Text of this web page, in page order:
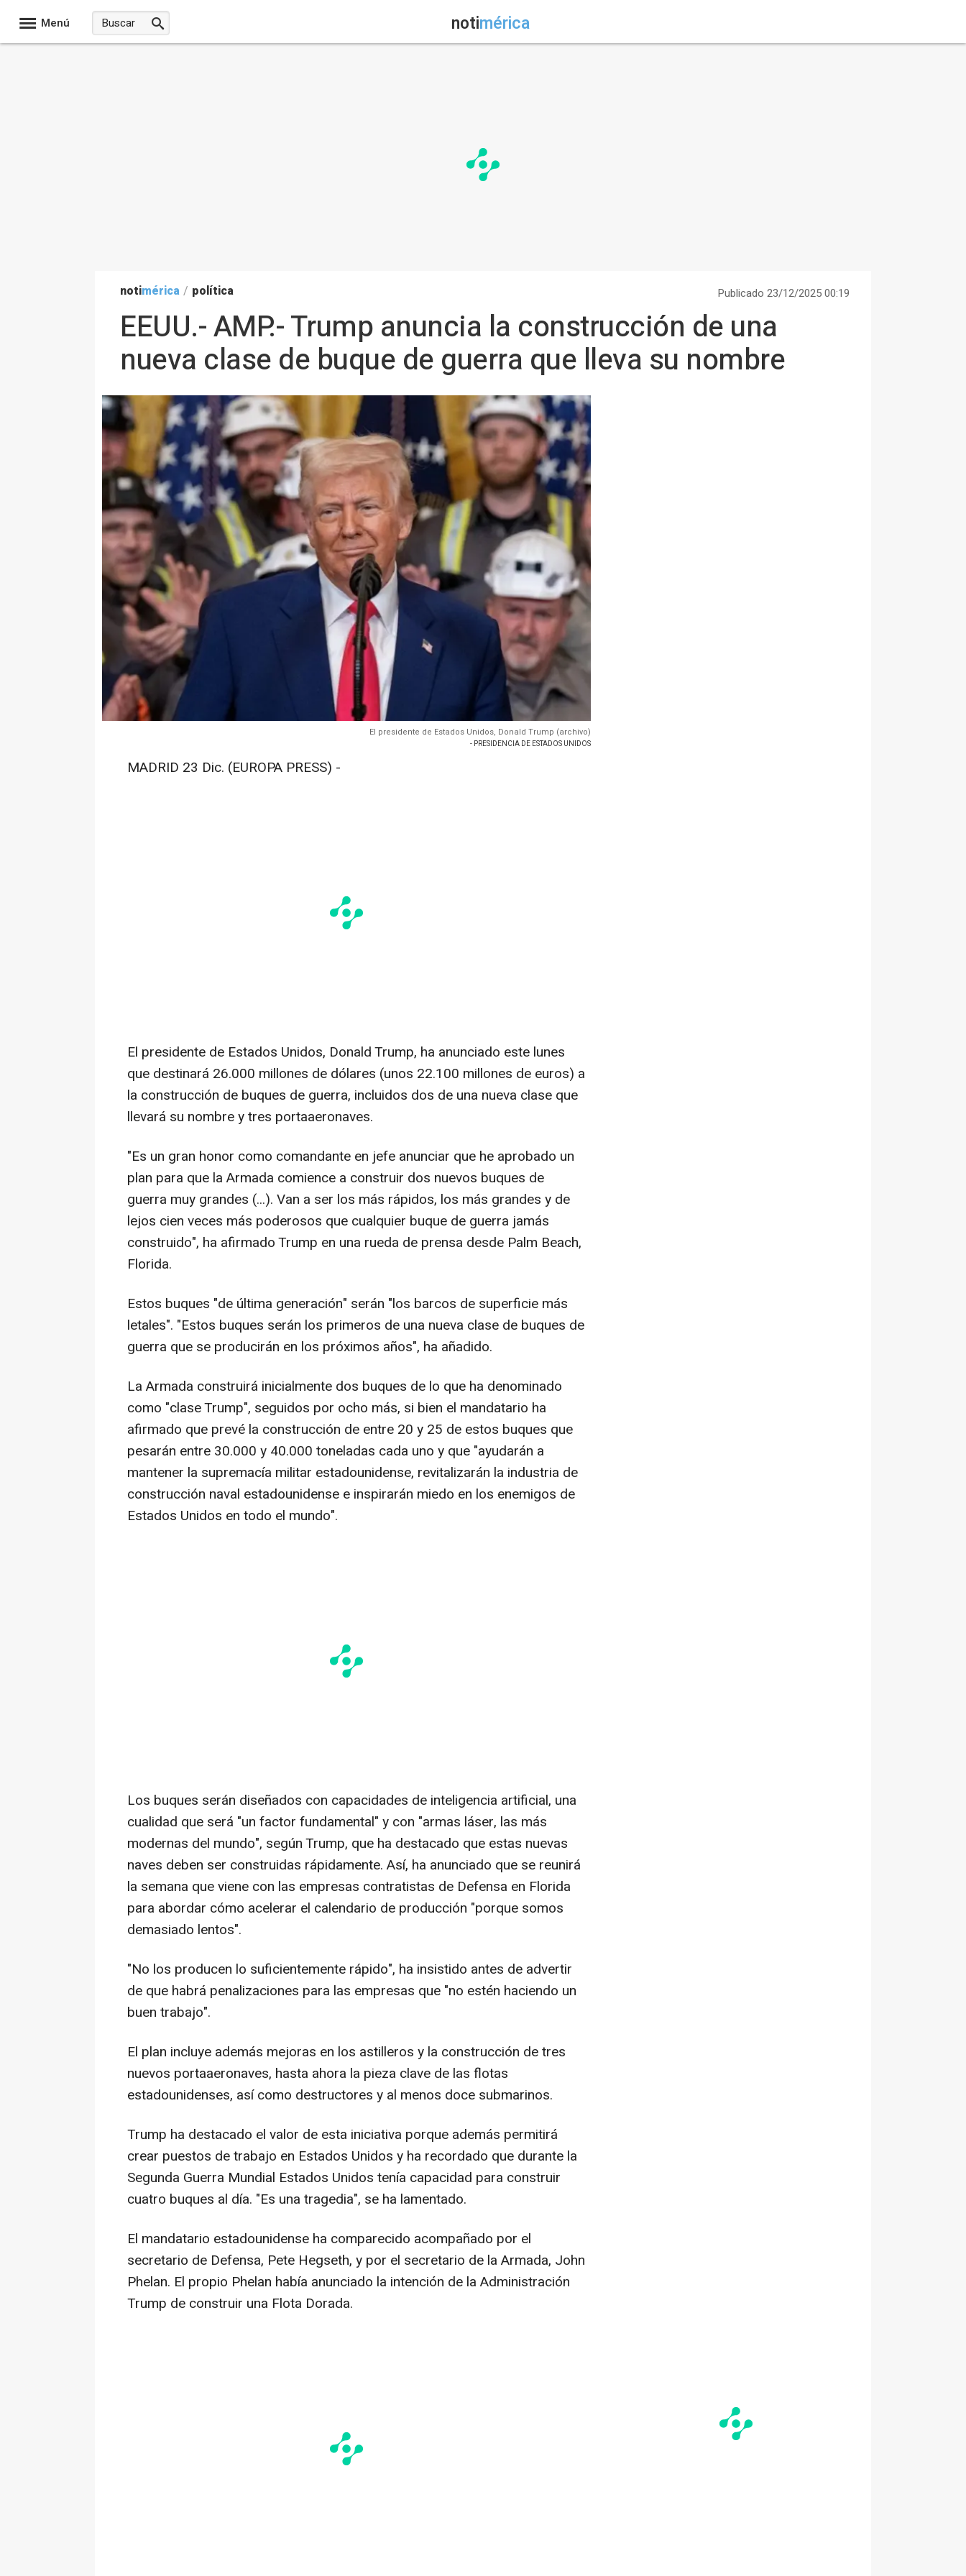
Menú notimérica
notimérica / política Publicado 23/12/2025 00:19
EEUU.- AMP.- Trump anuncia la construcción de una
nueva clase de buque de guerra que lleva su nombre
El presidente de Estados Unidos, Donald Trump (archivo)
- PRESIDENCIA DE ESTADOS UNIDOS
MADRID 23 Dic. (EUROPA PRESS) -
El presidente de Estados Unidos, Donald Trump, ha anunciado este lunes
que destinará 26.000 millones de dólares (unos 22.100 millones de euros) a
la construcción de buques de guerra, incluidos dos de una nueva clase que
llevará su nombre y tres portaaeronaves.
"Es un gran honor como comandante en jefe anunciar que he aprobado un
plan para que la Armada comience a construir dos nuevos buques de
guerra muy grandes (...). Van a ser los más rápidos, los más grandes y de
lejos cien veces más poderosos que cualquier buque de guerra jamás
construido", ha afirmado Trump en una rueda de prensa desde Palm Beach,
Florida.
Estos buques "de última generación" serán "los barcos de superficie más
letales". "Estos buques serán los primeros de una nueva clase de buques de
guerra que se producirán en los próximos años", ha añadido.
La Armada construirá inicialmente dos buques de lo que ha denominado
como "clase Trump", seguidos por ocho más, si bien el mandatario ha
afirmado que prevé la construcción de entre 20 y 25 de estos buques que
pesarán entre 30.000 y 40.000 toneladas cada uno y que "ayudarán a
mantener la supremacía militar estadounidense, revitalizarán la industria de
construcción naval estadounidense e inspirarán miedo en los enemigos de
Estados Unidos en todo el mundo".
Los buques serán diseñados con capacidades de inteligencia artificial, una
cualidad que será "un factor fundamental" y con "armas láser, las más
modernas del mundo", según Trump, que ha destacado que estas nuevas
naves deben ser construidas rápidamente. Así, ha anunciado que se reunirá
la semana que viene con las empresas contratistas de Defensa en Florida
para abordar cómo acelerar el calendario de producción "porque somos
demasiado lentos".
"No los producen lo suficientemente rápido", ha insistido antes de advertir
de que habrá penalizaciones para las empresas que "no estén haciendo un
buen trabajo".
El plan incluye además mejoras en los astilleros y la construcción de tres
nuevos portaaeronaves, hasta ahora la pieza clave de las flotas
estadounidenses, así como destructores y al menos doce submarinos.
Trump ha destacado el valor de esta iniciativa porque además permitirá
crear puestos de trabajo en Estados Unidos y ha recordado que durante la
Segunda Guerra Mundial Estados Unidos tenía capacidad para construir
cuatro buques al día. "Es una tragedia", se ha lamentado.
El mandatario estadounidense ha comparecido acompañado por el
secretario de Defensa, Pete Hegseth, y por el secretario de la Armada, John
Phelan. El propio Phelan había anunciado la intención de la Administración
Trump de construir una Flota Dorada.